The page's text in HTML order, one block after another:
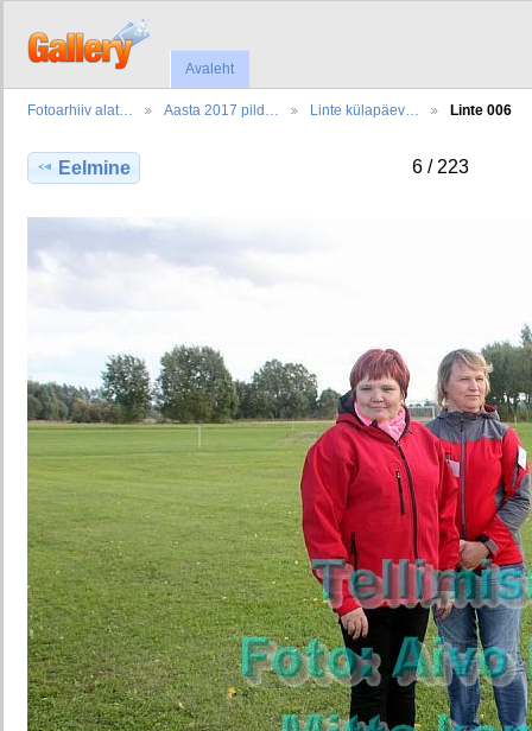
Avaleht
Fotoarhiiv alat… Aasta 2017 pild… Linte külapäev… Linte 006
Eelmine 6 / 223